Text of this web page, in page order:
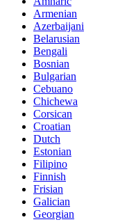
Armenian
Azerbaijani
Belarusian
Bengali
Bosnian
Bulgarian
Cebuano
Chichewa
Corsican
Croatian
Dutch
Estonian
Filipino
Finnish
Frisian
Galician
Georgian